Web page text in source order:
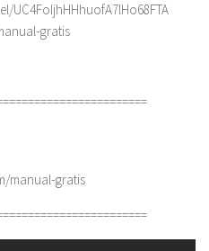
gratis
manual-gratis